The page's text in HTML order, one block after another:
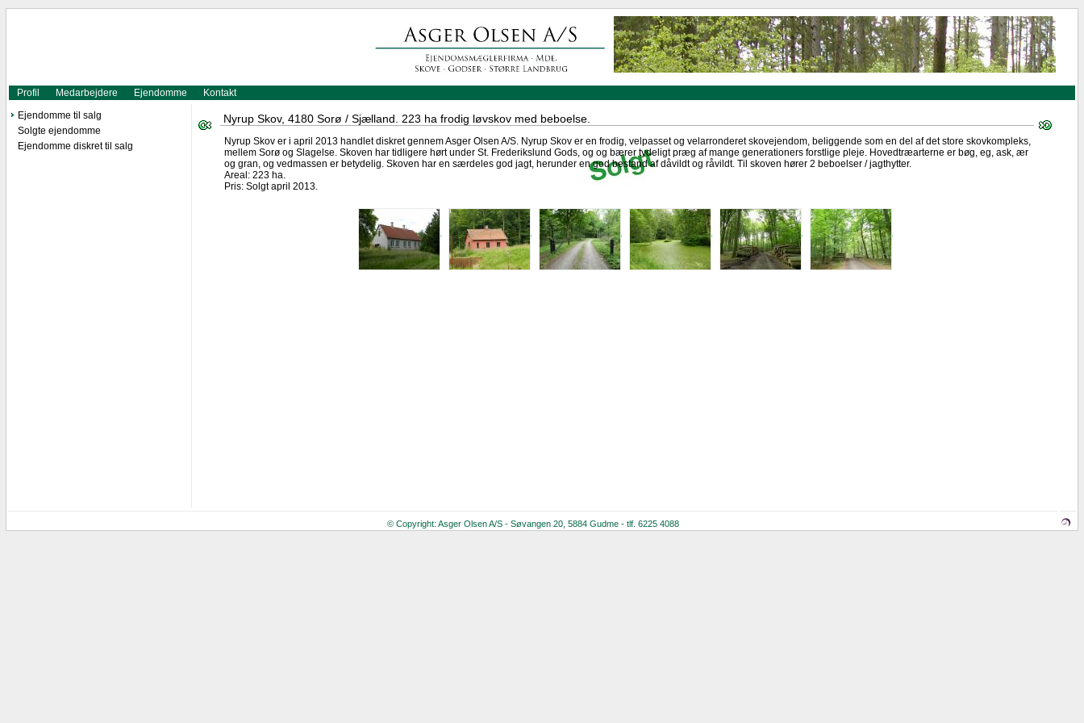
Profil Medarbejdere Ejendomme
Kontakt
Ejendomme til salg
Solgte ejendomme
Ejendomme diskret til salg
Nyrup Skov, 4180 Sorø / Sjælland. 223 ha frodig løvskov med beboelse.
Nyrup Skov er i april 2013 handlet diskret gennem Asger Olsen A/S. Nyrup Skov er en frodig, velpasset og velarronderet skovejendom, beliggende som en del af det store skovkompleks,
mellem Sorø og Slagelse. Skoven har tidligere hørt under St. Frederikslund Gods, og og bærer tydeligt præg af mange generationers forstlige pleje. Hovedtræarterne er bøg, eg, ask, ær
og gran, og vedmassen er betydelig. Skoven har en særdeles god jagt, herunder en god bestand af dåvildt og råvildt. Til skoven hører 2 beboelser / jagthytter.
Areal: 223 ha.
Pris: Solgt april 2013.
© Copyright: Asger Olsen A/S - Søvangen 20, 5884 Gudme - tlf. 6225 4088